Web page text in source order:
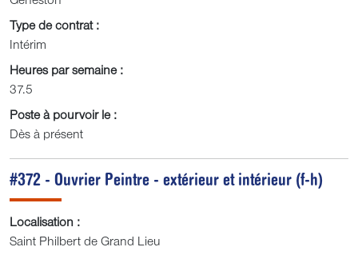
Type de contrat :
Intérim
Heures par semaine :
37.5
Poste à pourvoir le :
Dès à présent
#372 - Ouvrier Peintre - extérieur et intérieur (f-h)
Localisation :
Saint Philbert de Grand Lieu